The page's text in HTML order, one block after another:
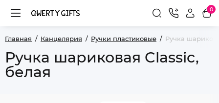
0
Главная Канцелярия Ручки пластиковые Ручка
Ручка шариковая Classic,
белая